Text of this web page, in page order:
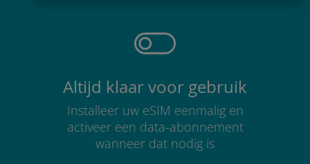
Altijd klaar voor gebruik
Installeer uw eSIM eenmalig en
activeer een data-abonnement
wanneer dat nodig is